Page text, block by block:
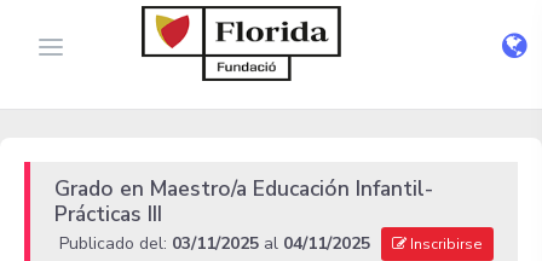
Grado en Maestro/a Educación Infantil-
Prácticas III
Publicado del: 03/11/2025 al 04/11/2025 Inscribirse